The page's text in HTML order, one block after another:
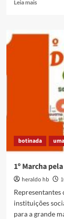
Leia mais
Brasil
Imbariê
assaltada
botinada
1º Marcha
heraldo hb
Representantes
instituições
para a grande